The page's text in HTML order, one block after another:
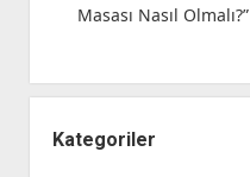
Masası Nasıl Olmalı?”
Kategoriler